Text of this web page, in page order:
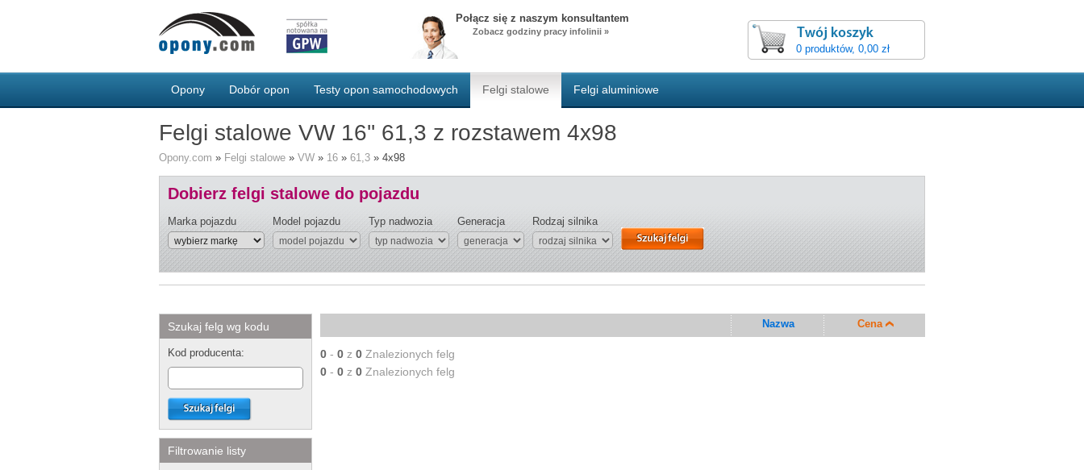
Połącz się z naszym konsultantem
Zobacz godziny pracy infolinii »
0 produktów, 0,00 zł
Opony Dobór opon Testy opon samochodowych Felgi stalowe Felgi aluminiowe
Felgi stalowe VW 16'' 61,3 z rozstawem 4x98
Opony.com » Felgi stalowe » VW » 16 » 61,3 » 4x98
Dobierz felgi stalowe do pojazdu
Marka pojazdu Model pojazdu Typ nadwozia Generacja Rodzaj silnika
Szukaj felg wg kodu
Kod producenta:
Filtrowanie listy
Cena
Nazwa
0 - 0 z 0 Znalezionych felg
0 - 0 z 0 Znalezionych felg